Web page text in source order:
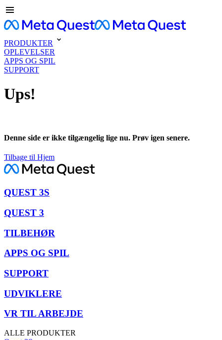
PRODUKTER
OPLEVELSER
APPS OG SPIL
SUPPORT
Ups!
Denne side er ikke tilgængelig lige nu. Prøv igen senere.
Tilbage til Hjem
QUEST 3S
QUEST 3
TILBEHØR
APPS OG SPIL
SUPPORT
UDVIKLERE
VR TIL ARBEJDE
ALLE PRODUKTER